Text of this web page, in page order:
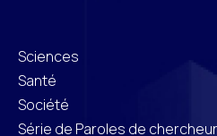
Sciences
Santé
Société
Série de Paroles de